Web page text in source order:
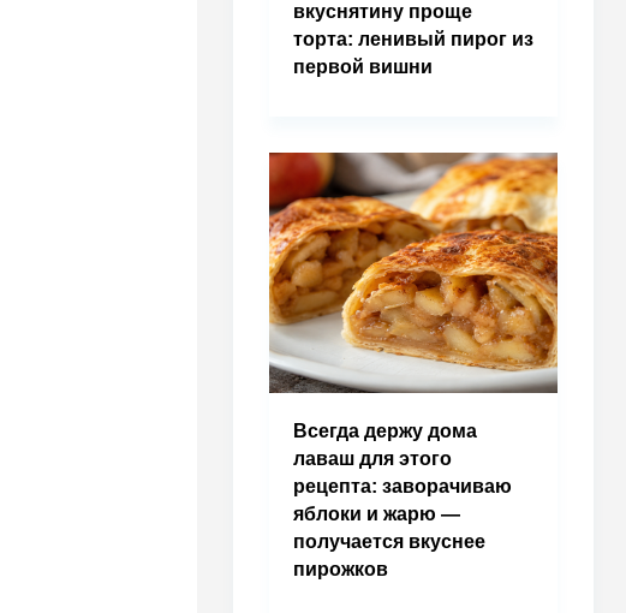
вкуснятину проще
торта: ленивый пирог из
первой вишни
Всегда держу дома
лаваш для этого
рецепта: заворачиваю
яблоки и жарю —
получается вкуснее
пирожков